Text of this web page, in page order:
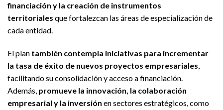
financiación y la creación de instrumentos
territoriales que fortalezcan las áreas de especialización de
cada entidad.
El plan también contempla iniciativas para incrementar
la tasa de éxito de nuevos proyectos empresariales,
facilitando su consolidación y acceso a financiación.
Además, promueve la innovación, la colaboración
empresarial y la inversión en sectores estratégicos, como